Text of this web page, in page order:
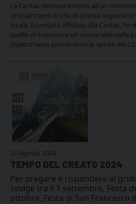
La Caritas diocesana invita ad un
cinquant'anni di vita di questo organismo
locale. Il compito affidato alla Caritas, fin
quello di imprimere un nuovo stile nella
rispecchiasse pienamente lo spirito del
23 Agosto 2024
TEMPO DEL CREATO 2024
Per pregare e rispondere al
svolge tra il 1 settembre, Festa
ottobre, Festa di San Francesco